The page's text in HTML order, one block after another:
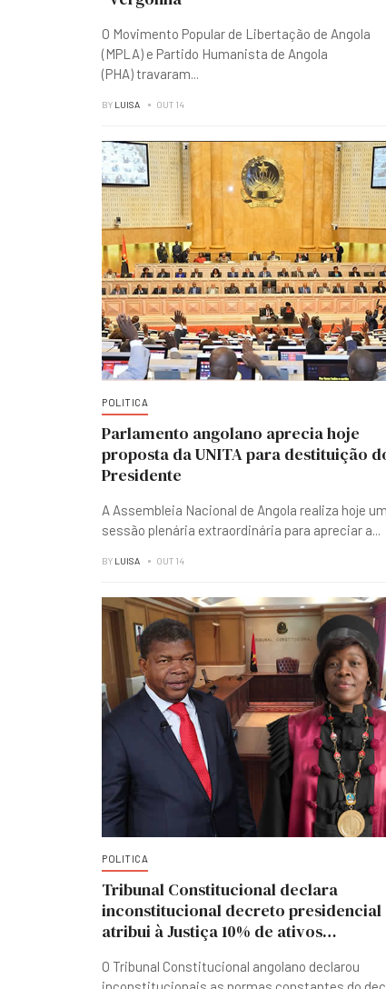
O Movimento Popular de Libertação de Angola
(MPLA) e Partido Humanista de Angola
(PHA) travaram...
BY LUISA OUT 14
POLITICA
Parlamento angolano aprecia hoje
proposta da UNITA para destituição
Presidente
A Assembleia Nacional de Angola realiza hoje
sessão plenária extraordinária para apreciar a...
BY LUISA OUT 14
POLITICA
Tribunal Constitucional declara
inconstitucional decreto presidencial
atribui à Justiça 10% de ativos
O Tribunal Constitucional angolano declarou